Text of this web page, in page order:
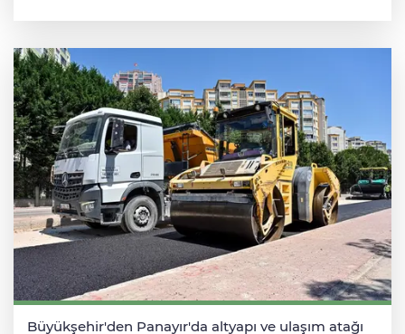
Büyükşehir'den Panayır'da altyapı ve ulaşım atağı